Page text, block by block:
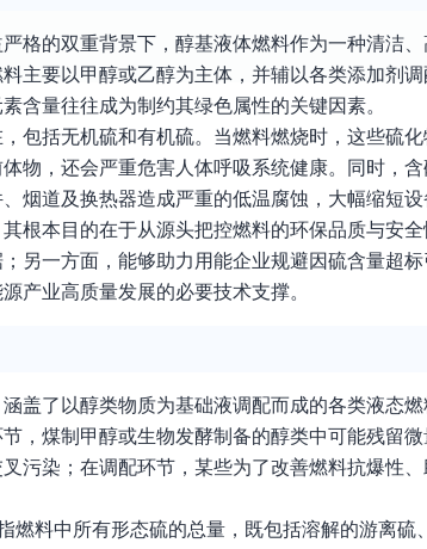
格的双重背景下，醇基液体燃料作为一种清洁
主要以甲醇或乙醇为主体，并辅以各类添加剂
含量往往成为制约其绿色属性的关键因素。
包括无机硫和有机硫。当燃料燃烧时，这些硫
物，还会严重危害人体呼吸系统健康。同时，
烟道及换热器造成严重的低温腐蚀，大幅缩短
根本目的在于从源头把控燃料的环保品质与安
另一方面，能够助力用能企业规避因硫含量超
产业高质量发展的必要技术支撑。
盖了以醇类物质为基础液调配而成的各类液态
，煤制甲醇或生物发酵制备的醇类中可能残留
污染；在调配环节，某些为了改善燃料抗爆性
燃料中所有形态硫的总量，既包括溶解的游离